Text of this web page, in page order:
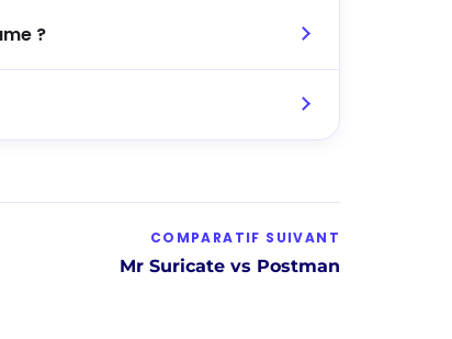
?
COMPARATIF SUIVANT
Mr Suricate vs Postman